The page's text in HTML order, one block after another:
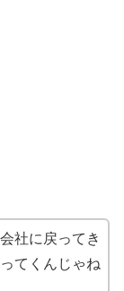
社に戻ってき
てくんじゃね